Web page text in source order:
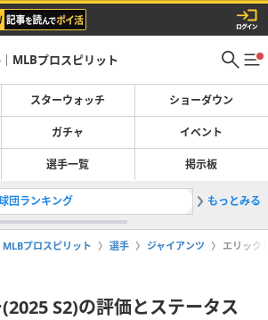
MLBプロスピリット
スターウォッチ ショーダウン
ガチャ イベント
選手一覧 掲示板
団ランキング 2ガチャ
もっとみる
プロスピリット 選手 ジャイアンツ エリック
S2)の評価とステータス